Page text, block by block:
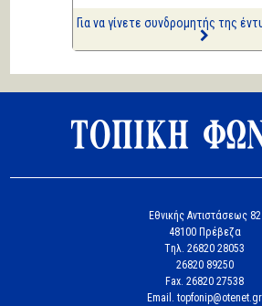
συλλήψεις...
Για να γίνετε συνδρομητής της
Εθνικής Αντιστάσεως 82
48100 Πρέβεζα
Tηλ. 26820 28053
26820 89250
Fax. 26820 27538
Email. topfonip@otenet.gr